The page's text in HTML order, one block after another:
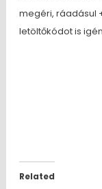
megéri, ráadásul
letöltőkódot is
Related